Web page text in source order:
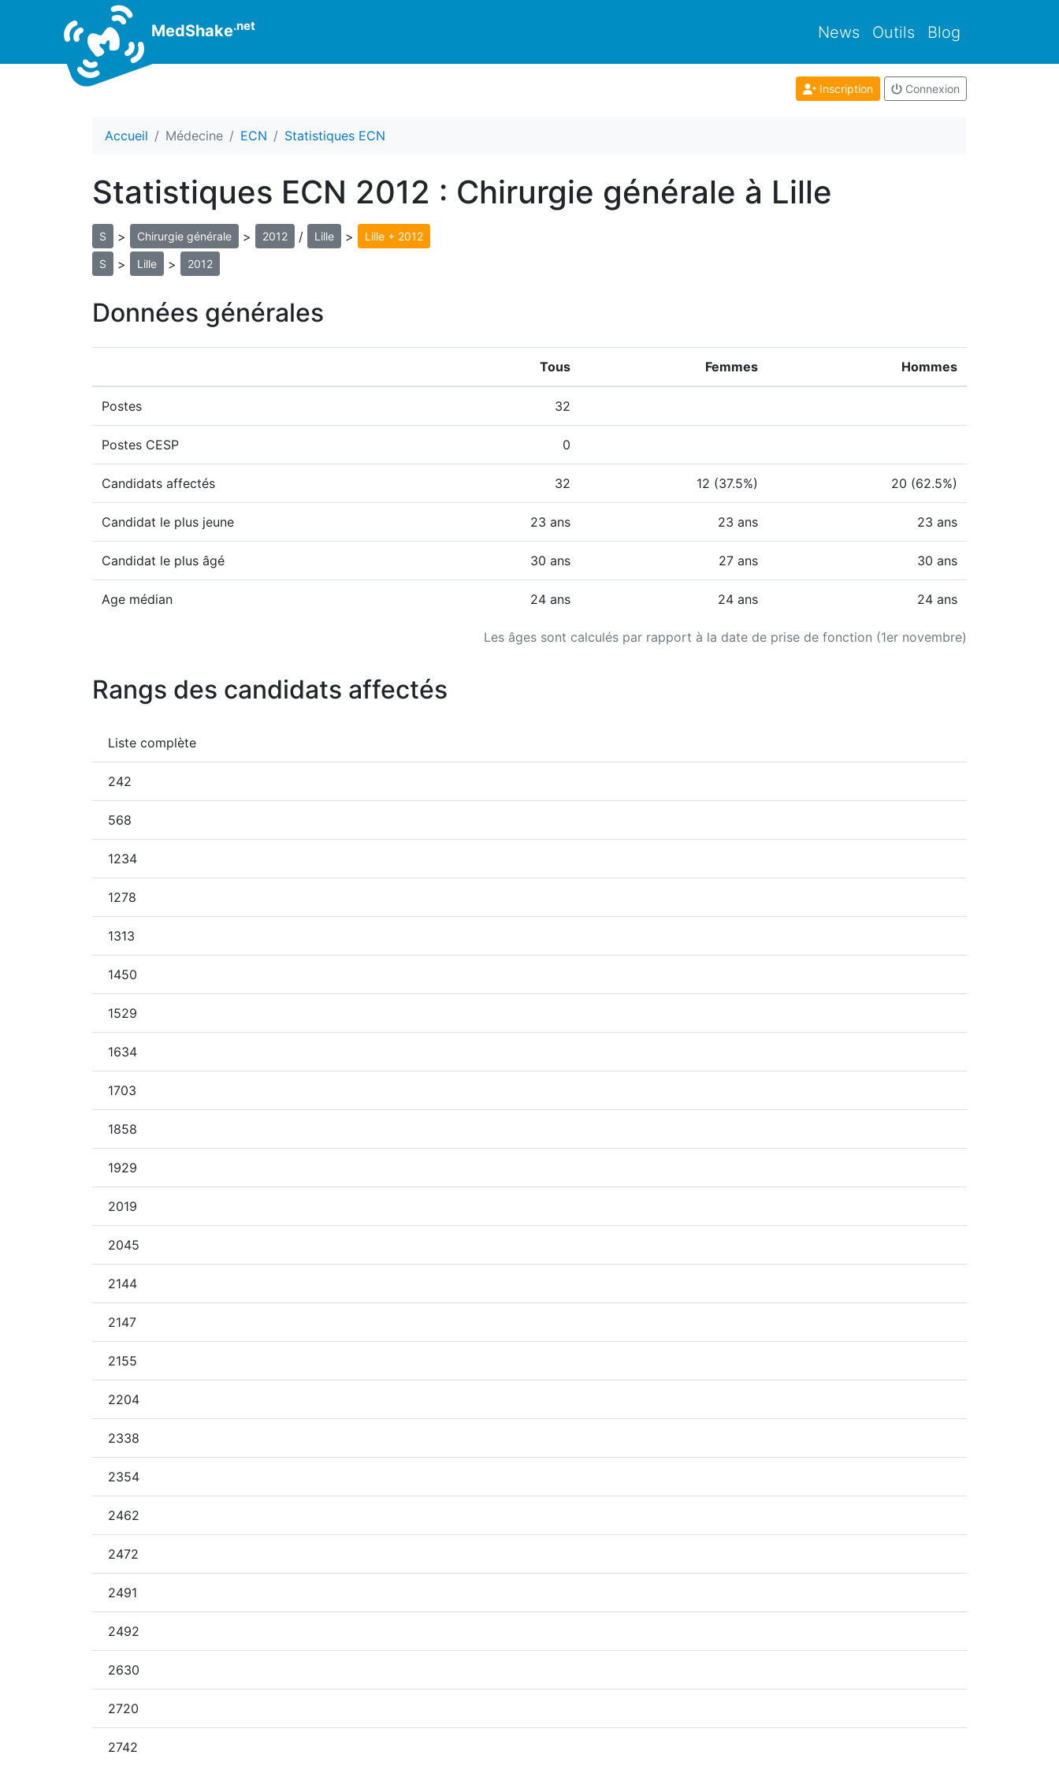
MedShake.net News Outils Blog
Inscription Connexion
Accueil Médecine ECN Statistiques ECN
Statistiques ECN 2012 : Chirurgie générale à Lille
S > Chirurgie générale > 2012 / Lille > Lille + 2012
S > Lille > 2012
Données générales
Les âges sont calculés par rapport à la date de prise de fonction (1er novembre)
Tous Femmes Hommes
Postes 32
Postes CESP 0
Candidats affectés 32 12 (37.5%) 20 (62.5%)
Candidat le plus jeune 23 ans 23 ans 23 ans
Candidat le plus âgé 30 ans 27 ans 30 ans
Age médian 24 ans 24 ans 24 ans
Rangs des candidats affectés
Liste complète
242
568
1234
1278
1313
1450
1529
1634
1703
1858
1929
2019
2045
2144
2147
2155
2204
2338
2354
2462
2472
2491
2492
2630
2720
2742